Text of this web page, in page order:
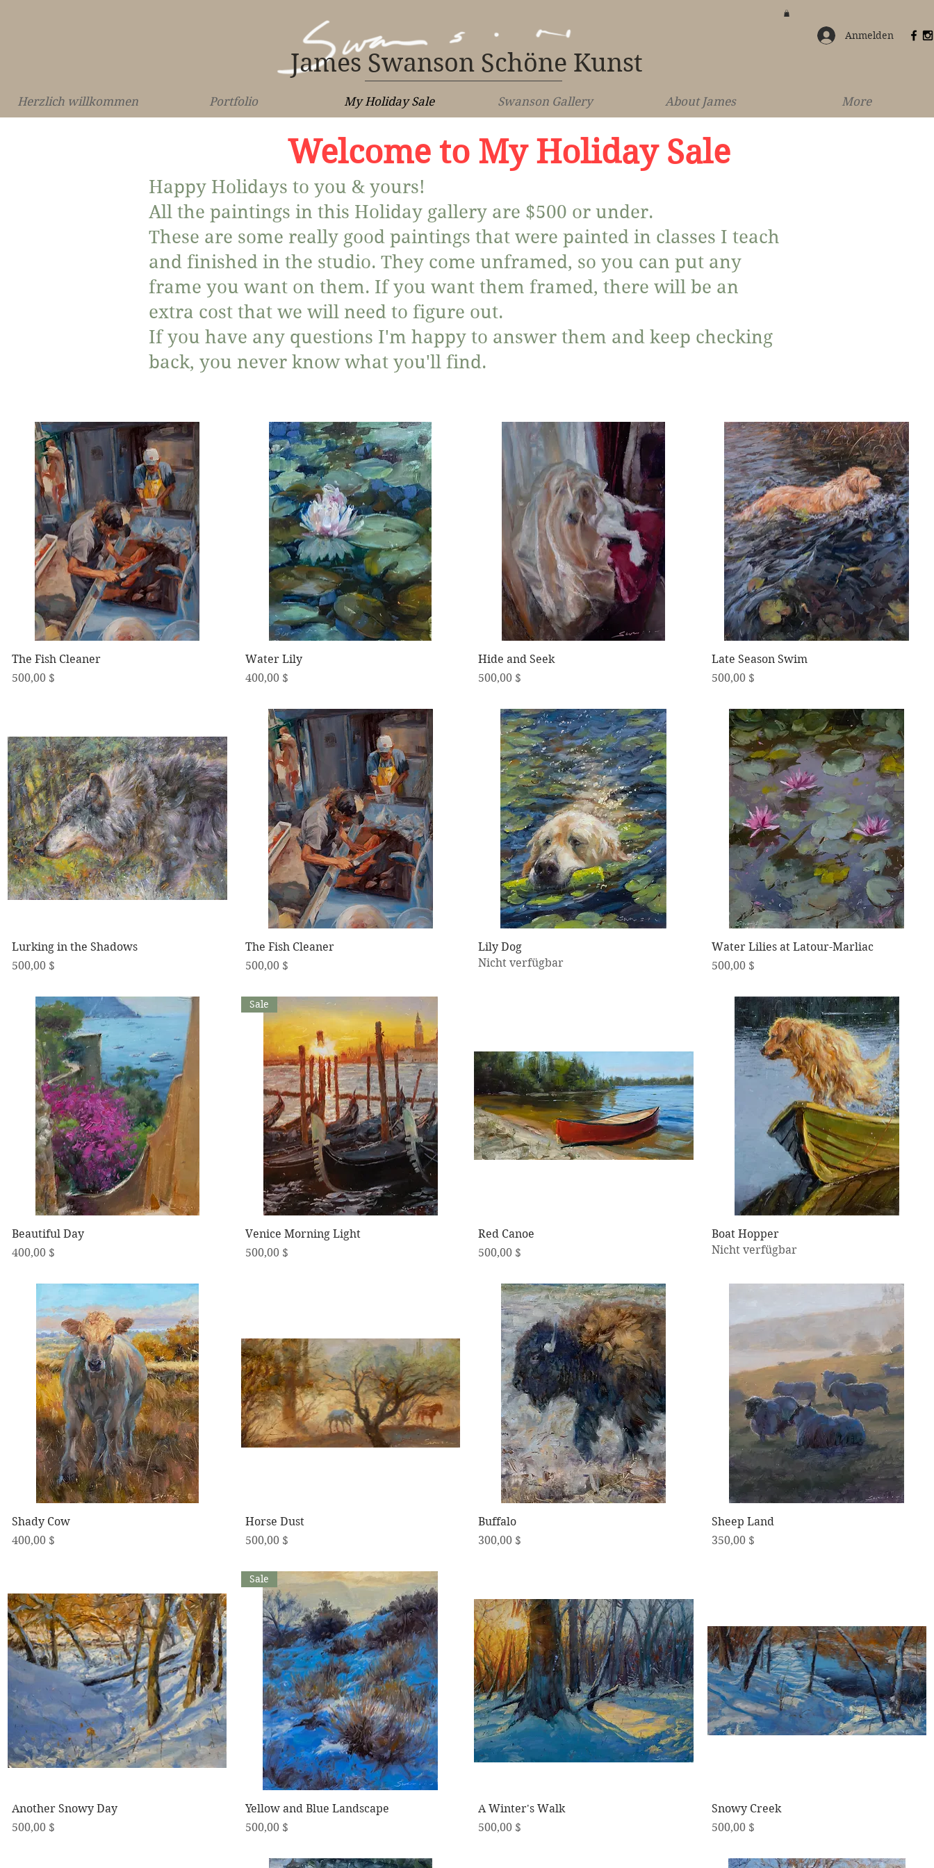
Anmelden
James Swanson Schöne Kunst
Herzlich willkommen Portfolio My Holiday Sale Swanson Gallery About James More
Welcome to My Holiday Sale
Happy Holidays to you & yours!
All the paintings in this Holiday gallery are $500 or under.
These are some really good paintings that were painted in classes I teach
and finished in the studio. They come unframed, so you can put any
frame you want on them. If you want them framed, there will be an
extra cost that we will need to figure out.
If you have any questions I'm happy to answer them and keep checking
back, you never know what you'll find.
Schnellansicht
The Fish Cleaner
Preis
500,00 $
Water Lily
Preis
400,00 $
Schnellansicht
Hide and Seek
Preis
500,00 $
Schnellansicht
Late Season Swim
Preis
500,00 $
Schnellansicht
Lurking in the Shadows
Preis
500,00 $
Schnellansicht
The Fish Cleaner
Preis
500,00 $
Lily Dog
Nicht verfügbar
Schnellansicht
Water Lilies at Latour-Marliac
Preis
500,00 $
Schnellansicht
Beautiful Day
Preis
400,00 $
Schnellansicht
Sale
Venice Morning Light
Preis
500,00 $
Red Canoe
Preis
500,00 $
Boat Hopper
Nicht verfügbar
Shady Cow
Preis
400,00 $
Horse Dust
Preis
500,00 $
Buffalo
Preis
300,00 $
Sheep Land
Preis
350,00 $
Schnellansicht
Another Snowy Day
Preis
500,00 $
Schnellansicht
Sale
Yellow and Blue Landscape
Preis
500,00 $
Schnellansicht
A Winter's Walk
Preis
500,00 $
Snowy Creek
Preis
500,00 $